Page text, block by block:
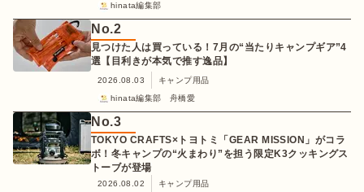
hinata編集部
No.2
見つけた人は買っている！7月の“当たりキャンプギア”4
選【目利きが本気で推す逸品】
2026.08.03
キャンプ用品
hinata編集部 舟橋愛
No.3
TOKYO CRAFTS×トヨトミ「GEAR MISSION」がコラ
ボ！冬キャンプの“火まわり”を担う限定K3クッキングス
トーブが登場
2026.08.02
キャンプ用品